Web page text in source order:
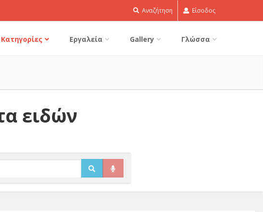
Αναζήτηση Είσοδος
Κατηγορίες Εργαλεία Gallery Γλώσσα
ειδών